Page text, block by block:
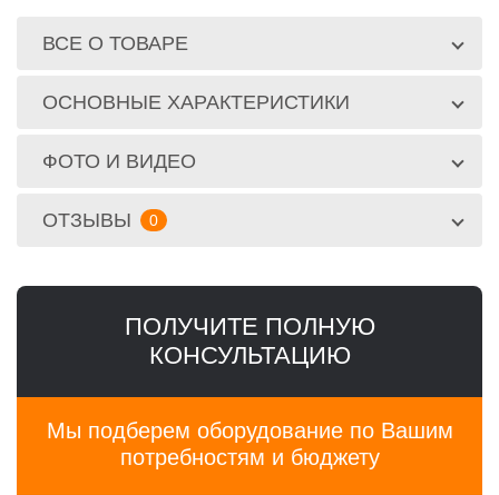
ВСЕ О ТОВАРЕ
ОСНОВНЫЕ ХАРАКТЕРИСТИКИ
ФОТО И ВИДЕО
ОТЗЫВЫ 0
ПОЛУЧИТЕ ПОЛНУЮ
КОНСУЛЬТАЦИЮ
Мы подберем оборудование по Вашим
потребностям и бюджету